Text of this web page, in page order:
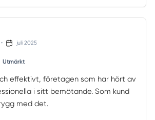
• juli 2025
Utmärkt
effektivt, företagen som har hört av
i sitt bemötande. Som kund
med det.